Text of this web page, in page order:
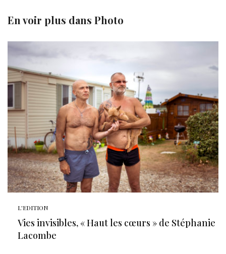
En voir plus dans Photo
L'EDITION
Vies invisibles, « Haut les cœurs » de Stéphanie
Lacombe